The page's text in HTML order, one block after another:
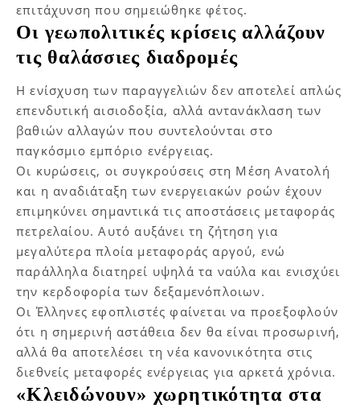
επιτάχυνση που σημειώθηκε φέτος.
Οι γεωπολιτικές κρίσεις αλλάζουν
τις θαλάσσιες διαδρομές
Η ενίσχυση των παραγγελιών δεν αποτελεί απλώς
επενδυτική αισιοδοξία, αλλά αντανάκλαση των
βαθιών αλλαγών που συντελούνται στο
παγκόσμιο εμπόριο ενέργειας.
Οι κυρώσεις, οι συγκρούσεις στη Μέση Ανατολή
και η αναδιάταξη των ενεργειακών ροών έχουν
επιμηκύνει σημαντικά τις αποστάσεις μεταφοράς
πετρελαίου. Αυτό αυξάνει τη ζήτηση για
μεγαλύτερα πλοία μεταφοράς αργού, ενώ
παράλληλα διατηρεί υψηλά τα ναύλα και ενισχύει
την κερδοφορία των δεξαμενόπλοιων.
Οι Έλληνες εφοπλιστές φαίνεται να προεξοφλούν
ότι η σημερινή αστάθεια δεν θα είναι προσωρινή,
αλλά θα αποτελέσει τη νέα κανονικότητα στις
διεθνείς μεταφορές ενέργειας για αρκετά χρόνια.
«Κλειδώνουν» χωρητικότητα στα